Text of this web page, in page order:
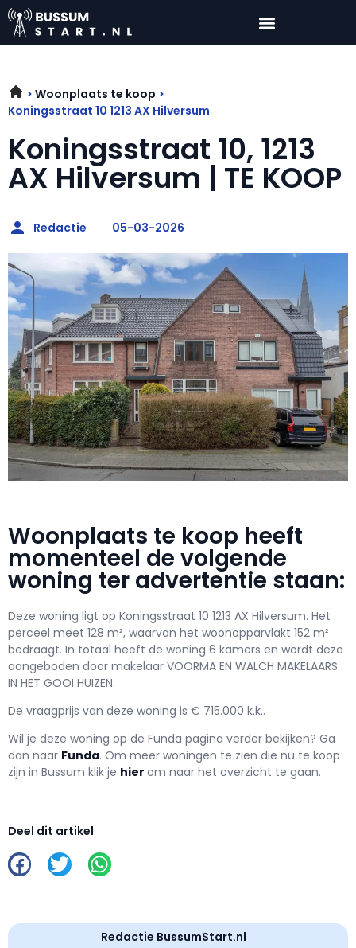
Woonplaats te koop
Koningsstraat 10 1213 AX Hilversum
Koningsstraat 10, 1213
AX Hilversum | TE KOOP
Redactie 05-03-2026
Woonplaats te koop heeft
momenteel de volgende
woning ter advertentie staan:
Deze woning ligt op Koningsstraat 10 1213 AX Hilversum. Het
perceel meet 128 m², waarvan het woonopparvlakt 152 m²
bedraagt. In totaal heeft de woning 6 kamers en wordt deze
aangeboden door makelaar VOORMA EN WALCH MAKELAARS
IN HET GOOI HUIZEN.
De vraagprijs van deze woning is € 715.000 k.k..
Wil je deze woning op de Funda pagina verder bekijken? Ga
dan naar Funda. Om meer woningen te zien die nu te koop
zijn in Bussum klik je hier om naar het overzicht te gaan.
Deel dit artikel
Redactie BussumStart.nl